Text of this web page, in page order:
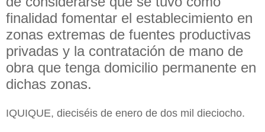
finalidad fomentar el establecimiento en
zonas extremas de fuentes productivas
privadas y la contratación de mano de
obra que tenga domicilio permanente en
dichas zonas.
IQUIQUE, dieciséis de enero de dos mil dieciocho.